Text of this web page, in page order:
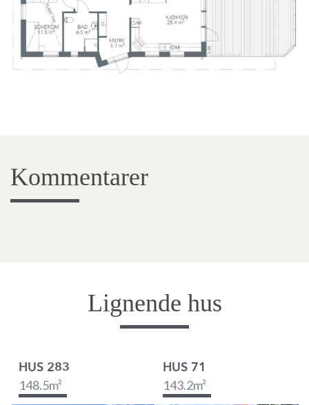
Kommentarer
Lignende hus
HUS 283
148.5m²
HUS 71
143.2m²